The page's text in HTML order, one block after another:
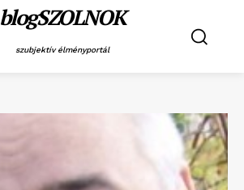
blogSZOLNOK
szubjektív élményportál